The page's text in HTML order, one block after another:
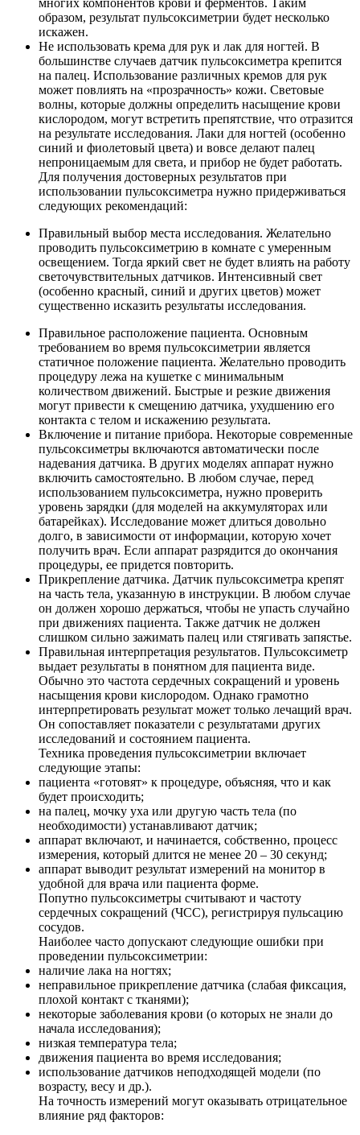
многих компонентов крови и ферментов. Таким
образом, результат пульсоксиметрии будет несколько
искажен.
Не использовать крема для рук и лак для ногтей. В
большинстве случаев датчик пульсоксиметра крепится
на палец. Использование различных кремов для рук
может повлиять на «прозрачность» кожи. Световые
волны, которые должны определить насыщение крови
кислородом, могут встретить препятствие, что отразится
на результате исследования. Лаки для ногтей (особенно
синий и фиолетовый цвета) и вовсе делают палец
непроницаемым для света, и прибор не будет работать.
Для получения достоверных результатов при
использовании пульсоксиметра нужно придерживаться
следующих рекомендаций:
Правильный выбор места исследования. Желательно
проводить пульсоксиметрию в комнате с умеренным
освещением. Тогда яркий свет не будет влиять на работу
светочувствительных датчиков. Интенсивный свет
(особенно красный, синий и других цветов) может
существенно исказить результаты исследования.
Правильное расположение пациента. Основным
требованием во время пульсоксиметрии является
статичное положение пациента. Желательно проводить
процедуру лежа на кушетке с минимальным
количеством движений. Быстрые и резкие движения
могут привести к смещению датчика, ухудшению его
контакта с телом и искажению результата.
Включение и питание прибора. Некоторые современные
пульсоксиметры включаются автоматически после
надевания датчика. В других моделях аппарат нужно
включить самостоятельно. В любом случае, перед
использованием пульсоксиметра, нужно проверить
уровень зарядки (для моделей на аккумуляторах или
батарейках). Исследование может длиться довольно
долго, в зависимости от информации, которую хочет
получить врач. Если аппарат разрядится до окончания
процедуры, ее придется повторить.
Прикрепление датчика. Датчик пульсоксиметра крепят
на часть тела, указанную в инструкции. В любом случае
он должен хорошо держаться, чтобы не упасть случайно
при движениях пациента. Также датчик не должен
слишком сильно зажимать палец или стягивать запястье.
Правильная интерпретация результатов. Пульсоксиметр
выдает результаты в понятном для пациента виде.
Обычно это частота сердечных сокращений и уровень
насыщения крови кислородом. Однако грамотно
интерпретировать результат может только лечащий врач.
Он сопоставляет показатели с результатами других
исследований и состоянием пациента.
Техника проведения пульсоксиметрии включает
следующие этапы:
пациента «готовят» к процедуре, объясняя, что и как
будет происходить;
на палец, мочку уха или другую часть тела (по
необходимости) устанавливают датчик;
аппарат включают, и начинается, собственно, процесс
измерения, который длится не менее 20 – 30 секунд;
аппарат выводит результат измерений на монитор в
удобной для врача или пациента форме.
Попутно пульсоксиметры считывают и частоту
сердечных сокращений (ЧСС), регистрируя пульсацию
сосудов.
Наиболее часто допускают следующие ошибки при
проведении пульсоксиметрии:
наличие лака на ногтях;
неправильное прикрепление датчика (слабая фиксация,
плохой контакт с тканями);
некоторые заболевания крови (о которых не знали до
начала исследования);
низкая температура тела;
движения пациента во время исследования;
использование датчиков неподходящей модели (по
возрасту, весу и др.).
На точность измерений могут оказывать отрицательное
влияние ряд факторов: